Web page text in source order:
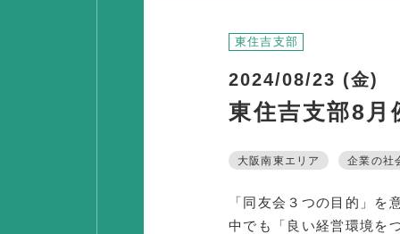
東住吉支部
2024/08/23 (金)
東住吉支部8
大阪南東エリア 企業の社
「同友会３つの目的」を
中でも「良い経営環境を